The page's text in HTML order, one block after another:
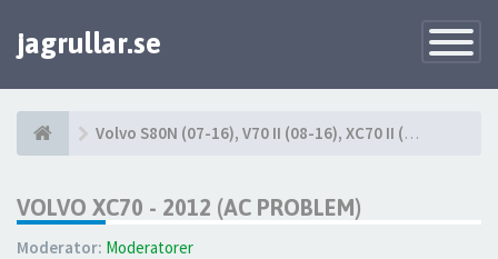
Toggle
jagrullar.se
Volvo S80N (07-16), V70 II (08-16), XC70 II (08-16)
VOLVO XC70 - 2012 (AC PROBLEM)
Moderator: Moderatorer